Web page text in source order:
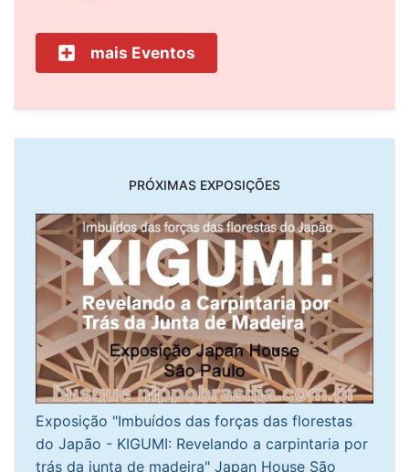
mais Eventos
PRÓXIMAS EXPOSIÇÕES
Exposição "Imbuídos das forças das florestas
do Japão - KIGUMI: Revelando a carpintaria por
trás da junta de madeira" Japan House São